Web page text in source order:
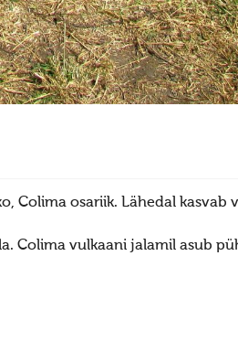
Colima osariik. Lähedal kasvab
Colima vulkaani jalamil asub